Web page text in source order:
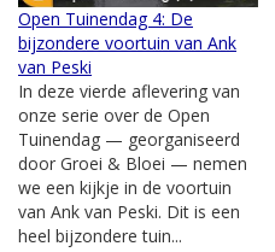
Open Tuinendag 4: De
bijzondere voortuin van Ank
van Peski
In deze vierde aflevering van
onze serie over de Open
Tuinendag — georganiseerd
door Groei & Bloei — nemen
we een kijkje in de voortuin
van Ank van Peski. Dit is een
heel bijzondere tuin...